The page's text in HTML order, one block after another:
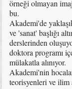
örneği olmayan
bu.
Akademi'de
ve 'sanat' başlığı
derslerinden
doktora programı
mülakatla alınıyor.
Akademi'nin
teorisyenleri ve ilim